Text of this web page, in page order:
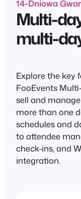
14-Dniowa
Multi-
multi-
Explore the key
FooEvents
sell and
more than one
schedules and
to attendee
check-ins, and
integration.